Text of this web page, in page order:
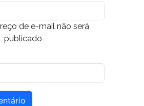
de e-mail não será
publicado